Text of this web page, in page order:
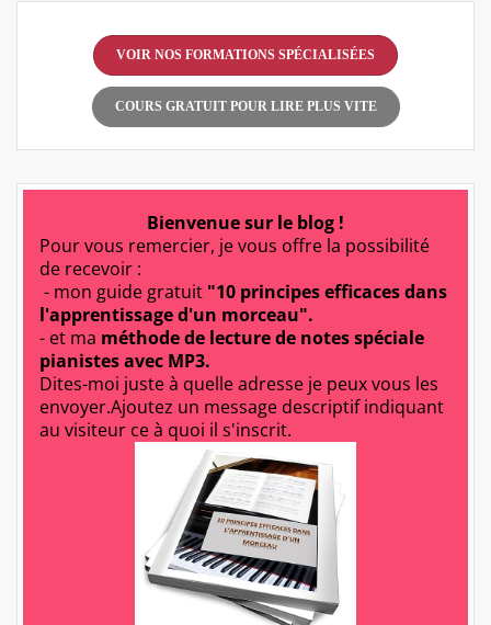
VOIR NOS FORMATIONS SPÉCIALISÉES
COURS GRATUIT POUR LIRE PLUS VITE